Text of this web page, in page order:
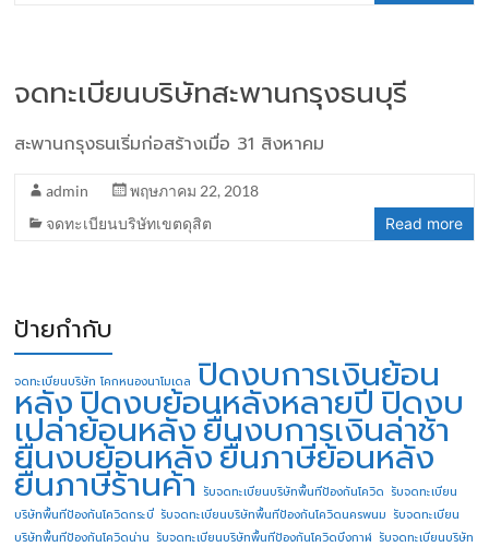
จดทะเบียนบริษัทสะพานกรุงธนบุรี
สะพานกรุงธนเริ่มก่อสร้างเมื่อ 31 สิงหาคม
admin
พฤษภาคม 22, 2018
จดทะเบียนบริษัทเขตดุสิต
Read more
ป้ายกำกับ
จดทะเบียนบริษัท โคกหนองนาโมเดล ปิดงบการเงินย้อน
หลังปิดงบย้อนหลังหลายปี ปิดงบ
เปล่าย้อนหลังยื่นงบการเงินล่าช้า
ยื่นงบย้อนหลังยื่นภาษีย้อนหลัง
ยื่นภาษีร้านค้า รับจดทะเบียนบริษัทพื้นทีป้องกันโควิด รับจดทะเบียน
บริษัทพื้นทีป้องกันโควิดกระบี่ รับจดทะเบียนบริษัทพื้นทีป้องกันโควิดนครพนม รับจดทะเบียน
บริษัทพื้นทีป้องกันโควิดน่าน รับจดทะเบียนบริษัทพื้นทีป้องกันโควิดบึงกาฬ รับจดทะเบียนบริษัท